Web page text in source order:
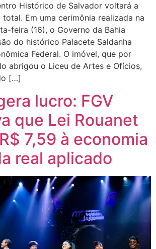
Histórico de Salvador voltará a
Em uma cerimônia realizada na
feira (16), o Governo da Bahia
do histórico Palacete Saldanha
Federal. O imóvel, que por
abrigou o Liceu de Artes e Ofícios,
[…]
lucro: FGV
que Lei Rouanet
7,59 à economia
real aplicado